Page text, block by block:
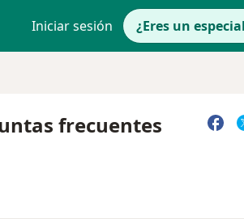
Iniciar sesión ¿Eres un
frecuentes